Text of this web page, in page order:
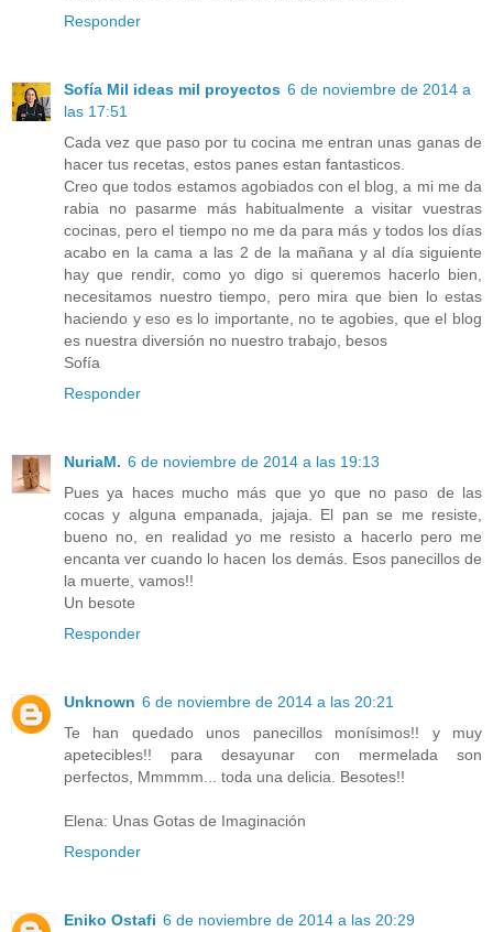
Responder
Sofía Mil ideas mil proyectos 6 de noviembre de 2014 a
las 17:51
Cada vez que paso por tu cocina me entran unas ganas de
hacer tus recetas, estos panes estan fantasticos.
Creo que todos estamos agobiados con el blog, a mi me da
rabia no pasarme más habitualmente a visitar vuestras
cocinas, pero el tiempo no me da para más y todos los días
acabo en la cama a las 2 de la mañana y al día siguiente
hay que rendir, como yo digo si queremos hacerlo bien,
necesitamos nuestro tiempo, pero mira que bien lo estas
haciendo y eso es lo importante, no te agobies, que el blog
es nuestra diversión no nuestro trabajo, besos
Sofía
Responder
NuriaM. 6 de noviembre de 2014 a las 19:13
Pues ya haces mucho más que yo que no paso de las
cocas y alguna empanada, jajaja. El pan se me resiste,
bueno no, en realidad yo me resisto a hacerlo pero me
encanta ver cuando lo hacen los demás. Esos panecillos de
la muerte, vamos!!
Un besote
Responder
Unknown 6 de noviembre de 2014 a las 20:21
Te han quedado unos panecillos monísimos!! y muy
apetecibles!! para desayunar con mermelada son
perfectos, Mmmmm... toda una delicia. Besotes!!
Elena: Unas Gotas de Imaginación
Responder
Eniko Ostafi 6 de noviembre de 2014 a las 20:29